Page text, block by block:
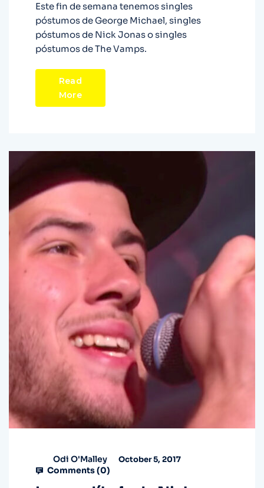
Este fin de semana tenemos singles
póstumos de George Michael, singles
póstumos de Nick Jonas o singles
póstumos de The Vamps.
Read
More
Odi O'Malley October 5, 2017
Comments (0)